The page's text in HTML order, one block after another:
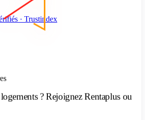
· Trustindex
? Rejoignez Rentaplus ou